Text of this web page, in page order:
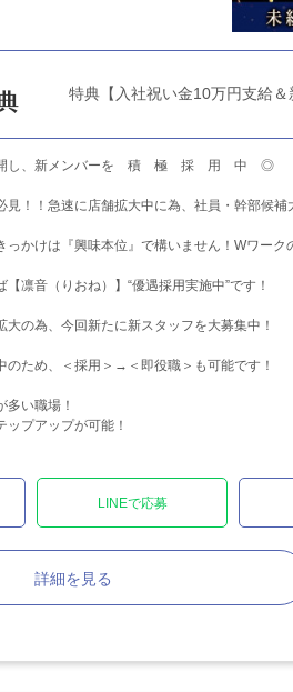
特典【入社祝い金10万円支給
開し、新メンバーを 積 極 採 用 中 ◎
見！！急速に店舗拡大中に為、社員・幹部候補
っかけは『興味本位』で構いません！Wワー
凛音（りおね）】“優遇採用実施中”です！
の為、今回新たに新スタッフを大募集中！
のため、＜採用＞→＜即役職＞も可能です！
多い職場！
プアップが可能！
LINEで応募
詳細を見る